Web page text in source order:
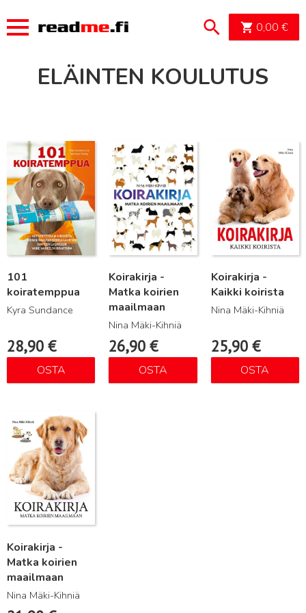
0,00 €
ELÄINTEN KOULUTUS
101
koiratemppua
Kyra Sundance
28,90 €
OSTA
Lue lisää
Koirakirja -
Matka koirien
maailmaan
Nina Mäki-Kihniä
26,90€
OSTA
Lue lisää
Koirakirja -
Kaikki koirista
Nina Mäki-Kihniä
25,90 €
OSTA
Koirakirja -
Matka koirien
maailmaan
Nina Mäki-Kihniä